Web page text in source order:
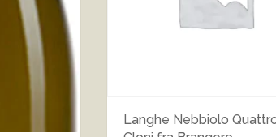
Langhe Nebbiolo